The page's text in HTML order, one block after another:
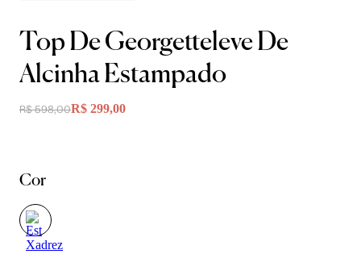
Top De Georgetteleve De
Alcinha Estampado
R$ 598,00R$ 299,00
Cor